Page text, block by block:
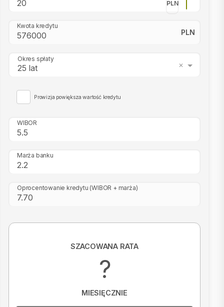
PLN
Kwota kredytu
PLN
Okres spłaty
25 lat
Prowizja powiększa wartość kredytu
WIBOR
Marża banku
Oprocentowanie kredytu (WIBOR + marża)
SZACOWANA RATA
?
MIESIĘCZNIE